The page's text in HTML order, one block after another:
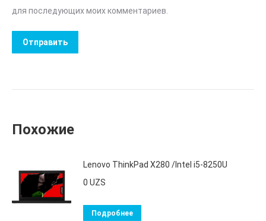
для последующих моих комментариев.
Похожие
Lenovo ThinkPad X280 /Intel i5-8250U
0 UZS
Подробнее